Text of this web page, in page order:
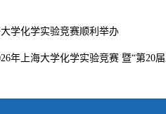
学化学实验竞赛顺利举办
年上海大学化学实验竞赛 暨“第20